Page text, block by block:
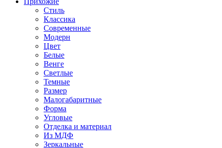
Стиль
Классика
Современные
Модерн
Цвет
Белые
Венге
Светлые
Темные
Размер
Малогабаритные
Форма
Угловые
Отделка и материал
Из МДФ
Зеркальные